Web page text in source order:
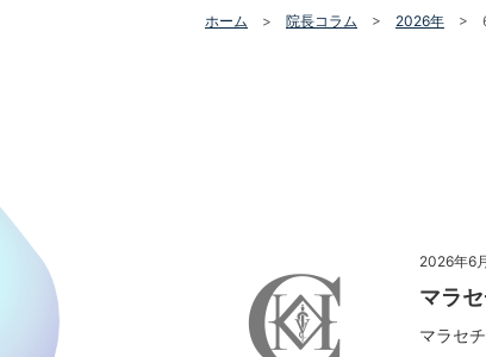
ホーム > 院長コラム > 2026年 >
2026年6
マラ
マラセ